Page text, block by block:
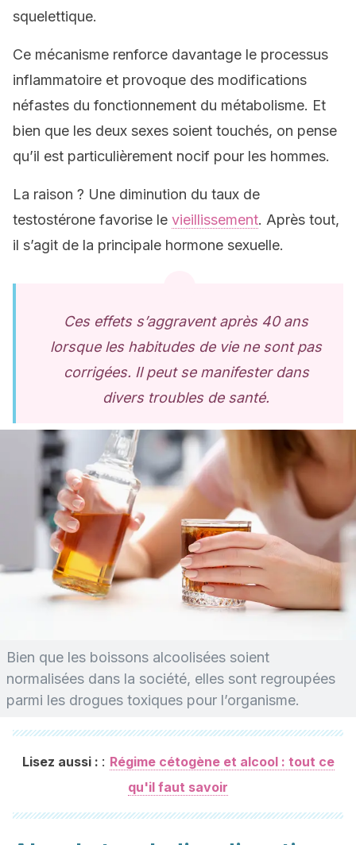
squelettique.
Ce mécanisme renforce davantage le processus
inflammatoire et provoque des modifications
néfastes du fonctionnement du métabolisme. Et
bien que les deux sexes soient touchés, on pense
qu’il est particulièrement nocif pour les hommes.
La raison ? Une diminution du taux de
testostérone favorise le vieillissement. Après tout,
il s’agit de la principale hormone sexuelle.
Ces effets s’aggravent après 40 ans
lorsque les habitudes de vie ne sont pas
corrigées. Il peut se manifester dans
divers troubles de santé.
Bien que les boissons alcoolisées soient
normalisées dans la société, elles sont regroupées
parmi les drogues toxiques pour l’organisme.
Lisez aussi : : Régime cétogène et alcool : tout ce
qu'il faut savoir